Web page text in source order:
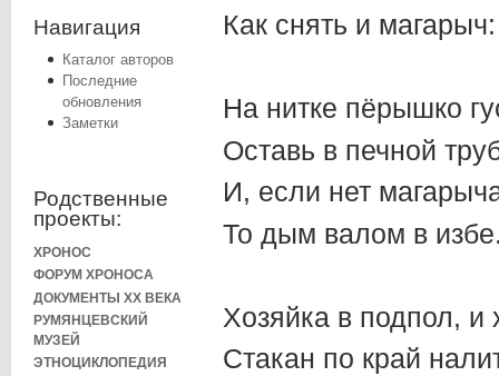
Навигация
Каталог авторов
Последние
обновления
Заметки
Родственные
проекты:
ХРОНОС
ФОРУМ ХРОНОСА
ДОКУМЕНТЫ XX ВЕКА
РУМЯНЦЕВСКИЙ
МУЗЕЙ
ЭТНОЦИКЛОПЕДИЯ
Как снять и магарыч:
На нитке пёрышко
Оставь в печной
И, если нет
То дым валом в
Хозяйка в подпол, и
Стакан по край